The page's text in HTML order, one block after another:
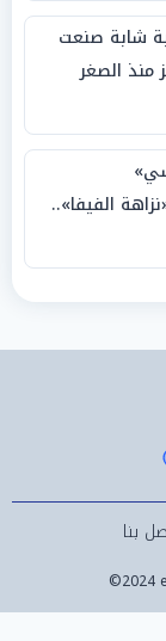
شابة صنعت
منذ الصغر
الفيفا»..
بنا
©2024